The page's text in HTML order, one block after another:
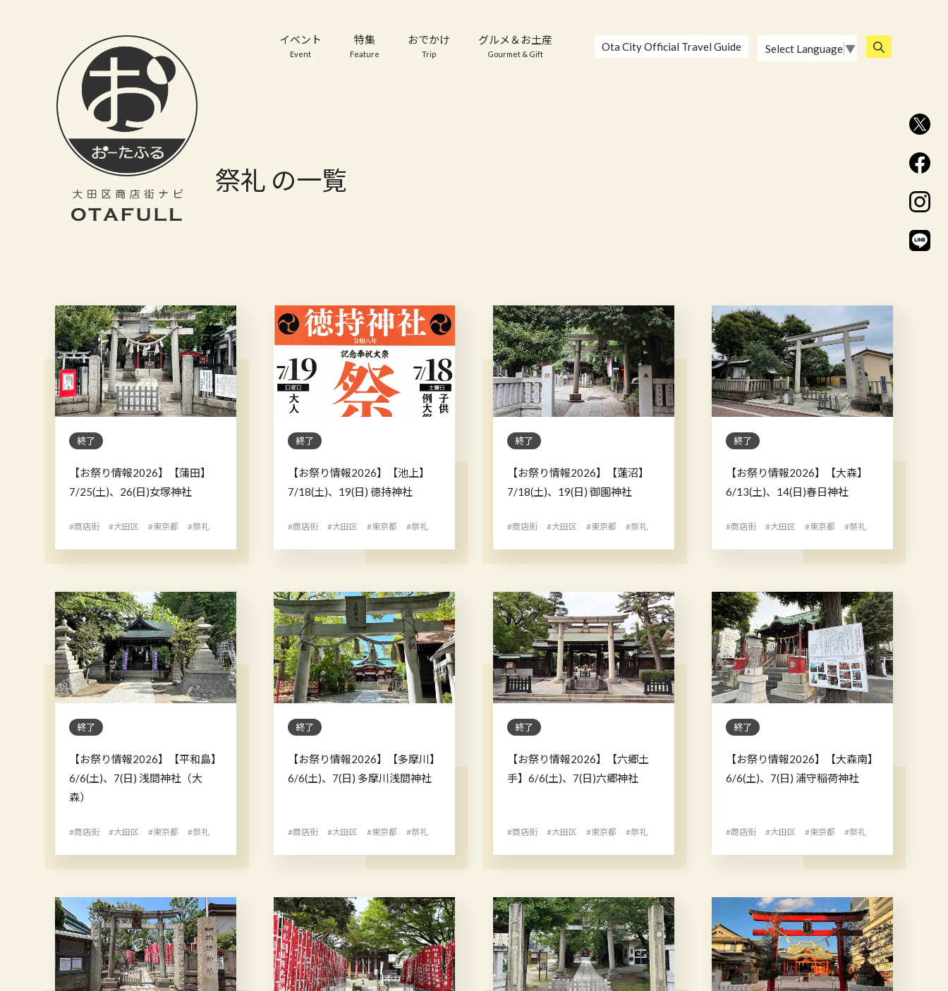
イベント
Event
特集
Feature
おでかけ
Trip
グルメ＆お土産
Gourmet & Gift
Ota City Official Travel Guide Select Language ▼
祭礼 の一覧
終了
【お祭り情報2026】【蒲田】
7/25(土)、26(日)女塚神社
#商店街 #大田区 #東京都 #祭礼
終了
【お祭り情報2026】【池上】
7/18(土)、19(日) 徳持神社
#商店街 #大田区 #東京都 #祭礼
終了
【お祭り情報2026】【蓮沼】
7/18(土)、19(日) 御園神社
#商店街 #大田区 #東京都 #祭礼
終了
【お祭り情報2026】【大森】
6/13(土)、14(日)春日神社
#商店街 #大田区 #東京都 #祭礼
終了
【お祭り情報2026】【平和島】
6/6(土)、7(日) 浅間神社（大
森）
#商店街 #大田区 #東京都 #祭礼
終了
【お祭り情報2026】【多摩川】
6/6(土)、7(日) 多摩川浅間神社
#商店街 #大田区 #東京都 #祭礼
終了
【お祭り情報2026】【六郷土
手】6/6(土)、7(日)六郷神社
#商店街 #大田区 #東京都 #祭礼
終了
【お祭り情報2026】【大森南】
6/6(土)、7(日) 浦守稲荷神社
#商店街 #大田区 #東京都 #祭礼